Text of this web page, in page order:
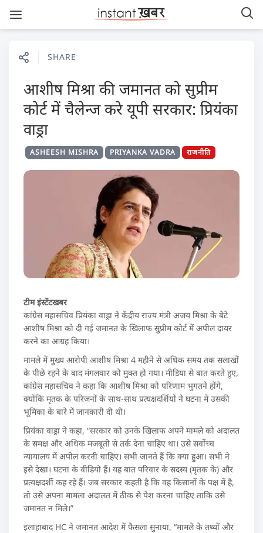
SHARE
आशीष मिश्रा की जमानत को सुप्रीम
कोर्ट में चैलेन्ज करे यूपी सरकार: प्रियंका
वाड्रा
ASHEESH MISHRA PRIYANKA VADRA राजनीति
टीम इंस्टेंटखबर
कांग्रेस महासचिव प्रियंका वाड्रा ने केंद्रीय राज्य मंत्री अजय मिश्रा के बेटे
आशीष मिश्रा को दी गई जमानत के खिलाफ सुप्रीम कोर्ट में अपील दायर
करने का आग्रह किया।
मामले में मुख्य आरोपी आशीष मिश्रा 4 महीने से अधिक समय तक सलाखों
के पीछे रहने के बाद मंगलवार को मुक्त हो गया। मीडिया से बात करते हुए,
कांग्रेस महासचिव ने कहा कि आशीष मिश्रा को परिणाम भुगतने होंगे,
क्योंकि मृतक के परिजनों के साथ-साथ प्रत्यक्षदर्शियों ने घटना में उसकी
भूमिका के बारे में जानकारी दी थी।
प्रियंका वाड्रा ने कहा, “सरकार को उनके खिलाफ अपने मामले को अदालत
के समक्ष और अधिक मजबूती से तर्क देना चाहिए था। उसे सर्वोच्च
न्यायालय में अपील करनी चाहिए। सभी जानते हैं कि क्या हुआ। सभी ने
इसे देखा। घटना के वीडियो हैं। यह बात परिवार के सदस्य (मृतक के) और
प्रत्यक्षदर्शी कह रहे हैं। जब सरकार कहती है कि वह किसानों के पक्ष में है,
तो उसे अपना मामला अदालत में ठीक से पेश करना चाहिए ताकि उसे
जमानत न मिले।”
इलाहाबाद HC ने जमानत आदेश में फैसला सुनाया, “मामले के तथ्यों और